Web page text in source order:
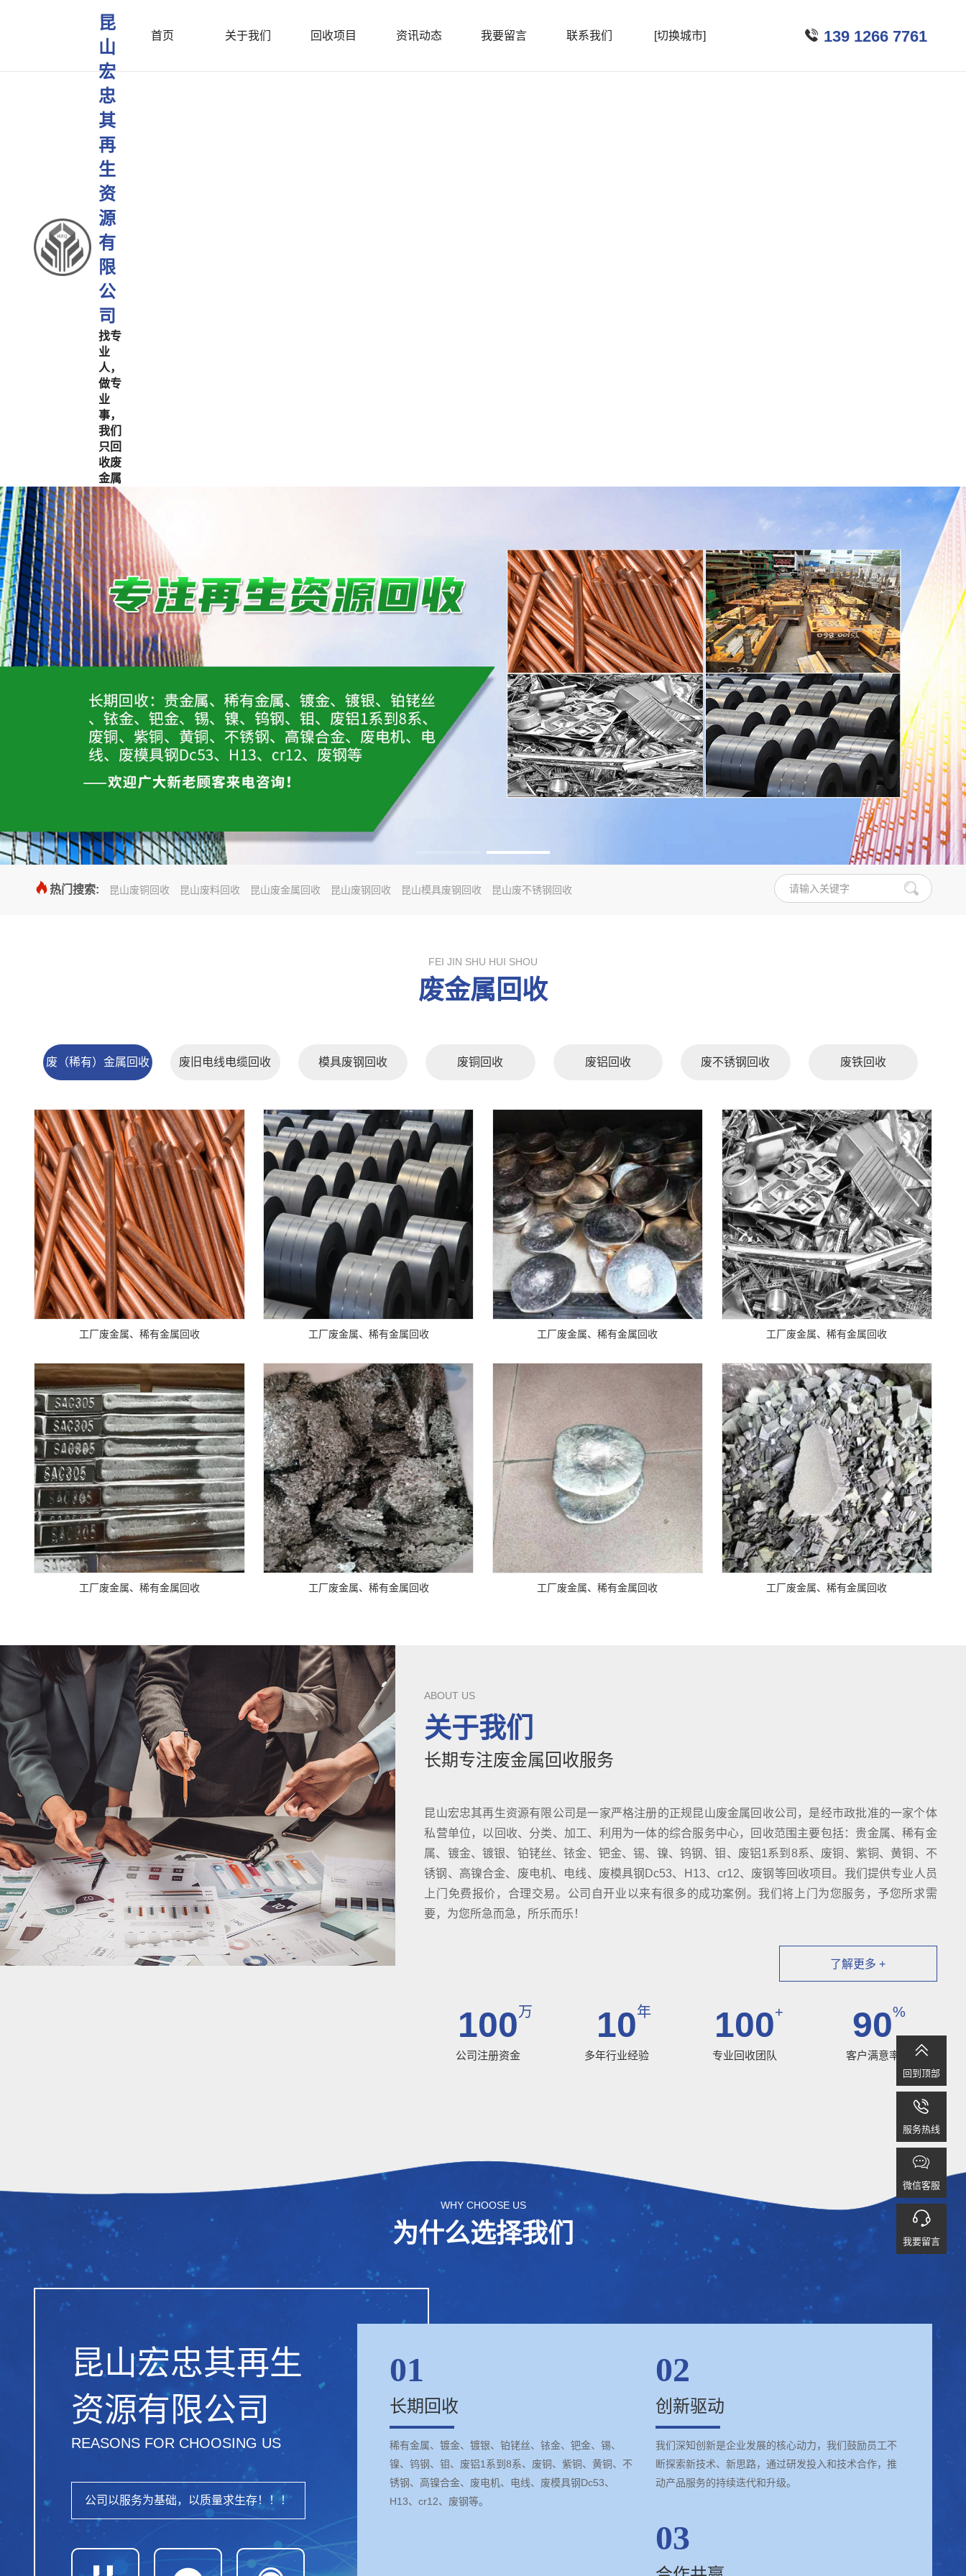
昆
山
宏
忠
其
再
生
资
源
有
限
公
司
找专
业
人，
做专
业
事，
我们
只回
收废
金属
首页 关于我们 回收项目 资讯动态 我要留言 联系我们 [切换城市]  139 1266 7761
热门搜索: 昆山废铜回收 昆山废料回收 昆山废金属回收 昆山废钢回收 昆山模具废钢回收 昆山废不锈钢回收
FEI JIN SHU HUI SHOU
废金属回收
废（稀有）金属回收 废旧电线电缆回收 模具废钢回收 废铜回收 废铝回收 废不锈钢回收 废铁回收
工厂废金属、稀有金属回收 工厂废金属、稀有金属回收 工厂废金属、稀有金属回收 工厂废金属、稀有金属回收
工厂废金属、稀有金属回收 工厂废金属、稀有金属回收 工厂废金属、稀有金属回收 工厂废金属、稀有金属回收
ABOUT US
关于我们
长期专注废金属回收服务
昆山宏忠其再生资源有限公司是一家严格注册的正规昆山废金属回收公司，是经市政批准的一家个体
私营单位，以回收、分类、加工、利用为一体的综合服务中心，回收范围主要包括：贵金属、稀有金
属、镀金、镀银、铂铑丝、铱金、钯金、锡、镍、钨钢、钼、废铝1系到8系、废铜、紫铜、黄铜、不
锈钢、高镍合金、废电机、电线、废模具钢Dc53、H13、cr12、废钢等回收项目。我们提供专业人员
上门免费报价，合理交易。公司自开业以来有很多的成功案例。我们将上门为您服务，予您所求需
要，为您所急而急，所乐而乐！
了解更多 +
100万
公司注册资金
10年
多年行业经验
100+
专业回收团队
90%
客户满意率
WHY CHOOSE US
为什么选择我们
昆山宏忠其再生
资源有限公司
REASONS FOR CHOOSING US
公司以服务为基础，以质量求生存！！！
01
长期回收
稀有金属、镀金、镀银、铂铑丝、铱金、钯金、锡、
镍、钨钢、钼、废铝1系到8系、废铜、紫铜、黄铜、不
锈钢、高镍合金、废电机、电线、废模具钢Dc53、
H13、cr12、废钢等。
02
创新驱动
我们深知创新是企业发展的核心动力，我们鼓励员工不
断探索新技术、新思路，通过研发投入和技术合作，推
动产品服务的持续迭代和升级。
03

回到顶部

服务热线

微信客服

我要留言